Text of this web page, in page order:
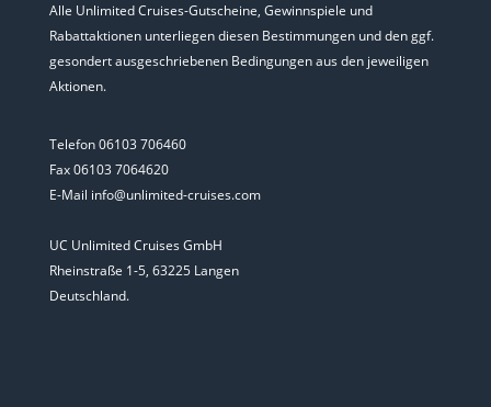
Alle Unlimited Cruises-Gutscheine, Gewinnspiele und
Rabattaktionen unterliegen diesen Bestimmungen und den ggf.
gesondert ausgeschriebenen Bedingungen aus den jeweiligen
Aktionen.
Telefon 06103 706460
Fax 06103 7064620
E-Mail info@unlimited-cruises.com
UC Unlimited Cruises GmbH
Rheinstraße 1-5, 63225 Langen
Deutschland.